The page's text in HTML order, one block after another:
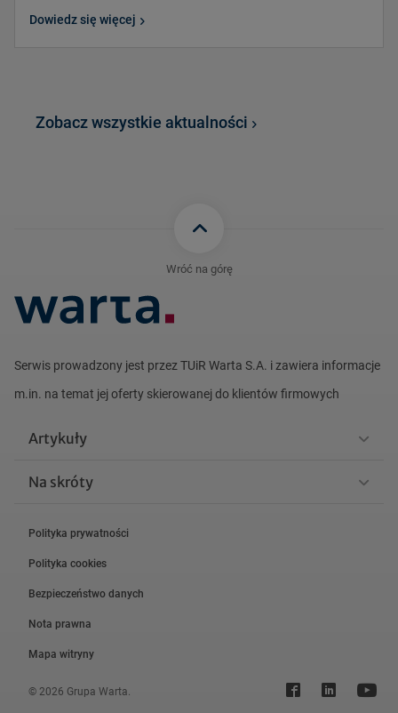
Dowiedz się więcej
Zobacz wszystkie aktualności
Wróć na górę
Serwis prowadzony jest przez TUiR Warta S.A. i zawiera informacje
m.in. na temat jej oferty skierowanej do klientów firmowych
Artykuły
Na skróty
© 2026 Grupa Warta.
Polityka prywatności
Polityka cookies
Bezpieczeństwo danych
Nota prawna
Mapa witryny